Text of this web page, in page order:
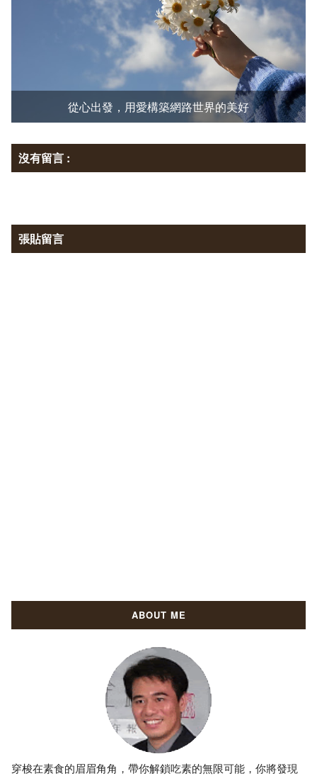
從心出發，用愛構築網路世界的美好
沒有留言 :
張貼留言
ABOUT ME
穿梭在素食的眉眉角角，帶你解鎖吃素的無限可能，你將發現